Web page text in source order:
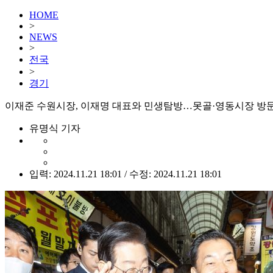
HOME
>
NEWS
>
전국
>
경기
이재준 수원시장, 이재명 대표와 민생탐방…못골·영동시장 방
유명식 기자
입력: 2024.11.21 18:01 / 수정: 2024.11.21 18:01